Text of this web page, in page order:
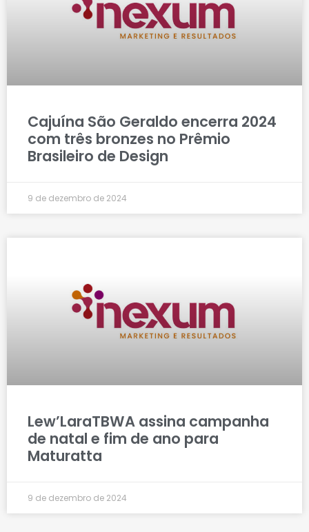
Cajuína São Geraldo encerra 2024
com três bronzes no Prêmio
Brasileiro de Design
9 de dezembro de 2024
Lew’LaraTBWA assina campanha
de natal e fim de ano para
Maturatta
9 de dezembro de 2024